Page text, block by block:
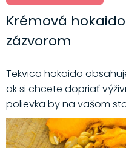
Krémová
zázvorom
Tekvica hokaido
ak si chcete dopriať
polievka by na vašom